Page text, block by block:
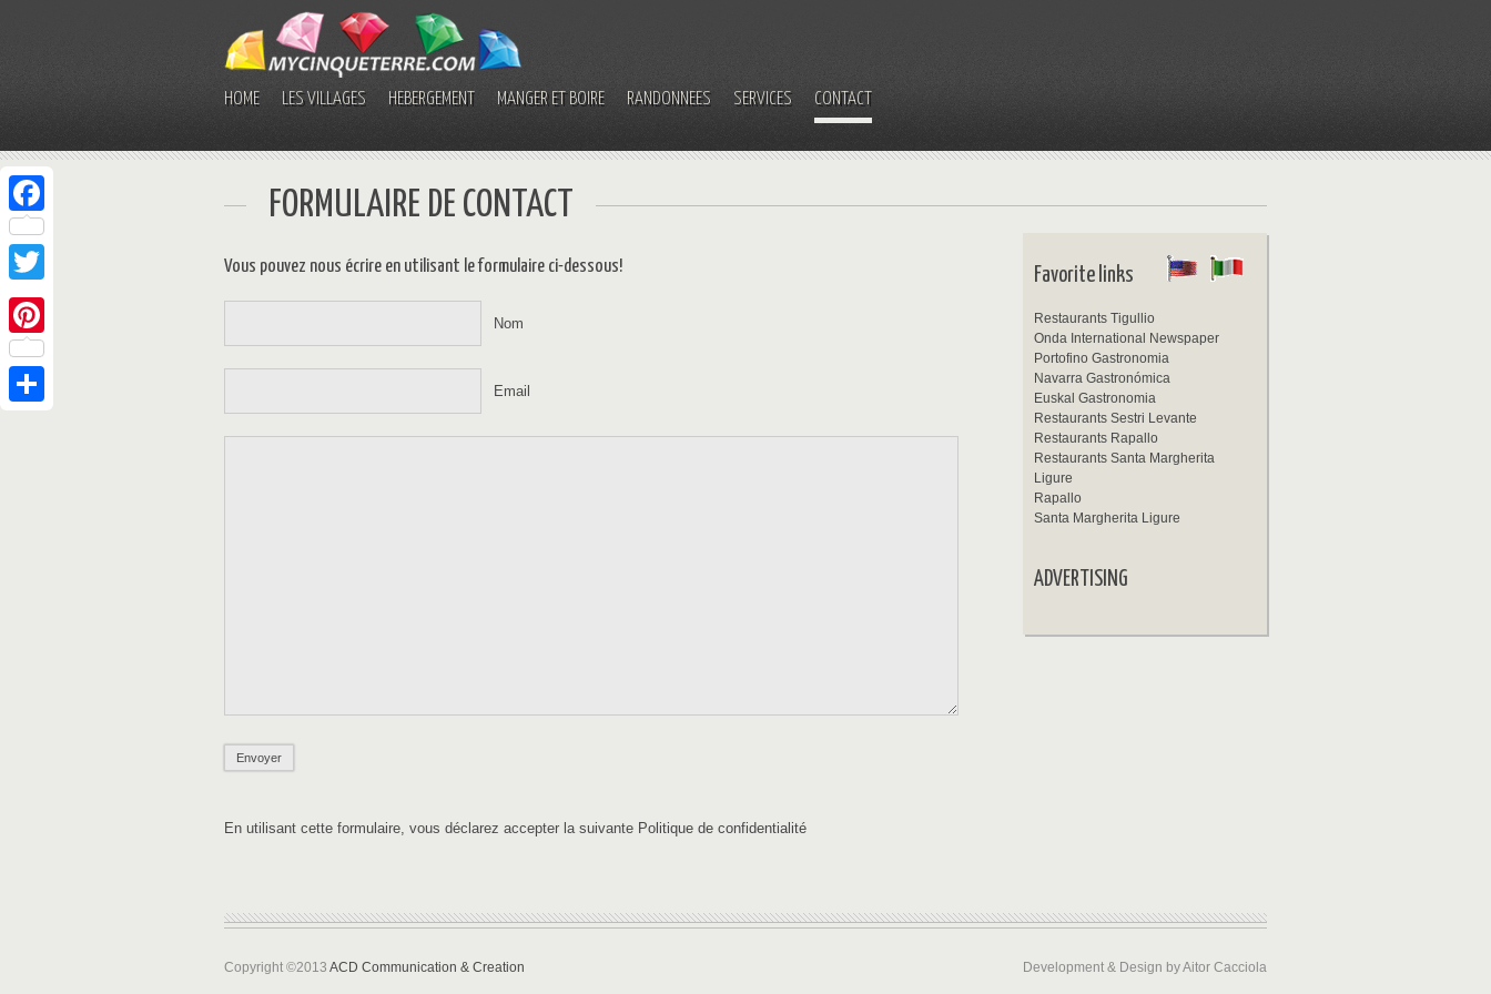
HOME LES VILLAGES HÉBERGEMENT MANGER ET BOIRE RANDONNÉES SERVICES CONTACT
FORMULAIRE DE CONTACT
Vous pouvez nous écrire en utilisant le formulaire ci-dessous!
Nom
Email
En utilisant cette formulaire, vous déclarez accepter la suivante Politique de confidentialité
Favorite links
Restaurants Tigullio
Onda International Newspaper
Portofino Gastronomia
Navarra Gastronómica
Euskal Gastronomia
Restaurants Sestri Levante
Restaurants Rapallo
Restaurants Santa Margherita
Ligure
Rapallo
Santa Margherita Ligure
ADVERTISING
Copyright ©2013 ACD Communication & Creation Development & Design by Aitor Cacciola
Facebook
Twitter
Pinterest